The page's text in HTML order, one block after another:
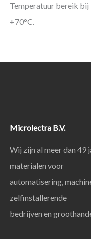
Temperatuur bereik
+70°C.
Microlectra B.V.
Wij zijn al meer dan 49
materialen voor
automatisering,
zelfinstallerende
bedrijven en